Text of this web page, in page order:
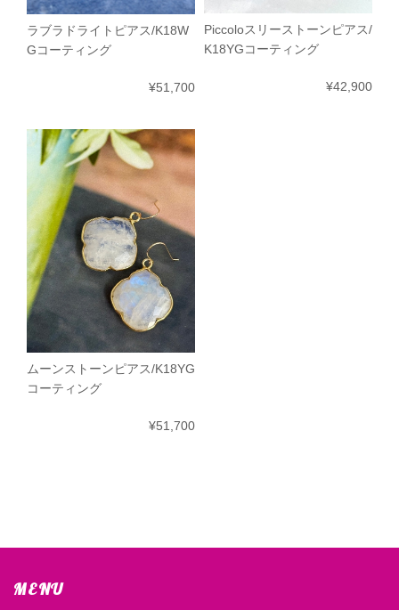
ラブラドライトピアス/K18W
Gコーティング
¥51,700
Piccoloスリーストーンピアス/
K18YGコーティング
¥42,900
ムーンストーンピアス/K18YG
コーティング
¥51,700
MENU